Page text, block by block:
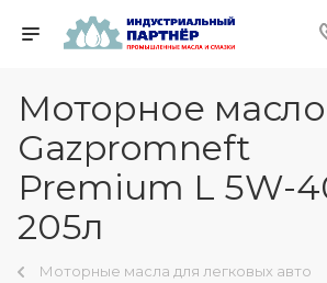
Моторное масло
Gazpromneft
Premium L 5W-
205л
Моторные масла для легковых авто